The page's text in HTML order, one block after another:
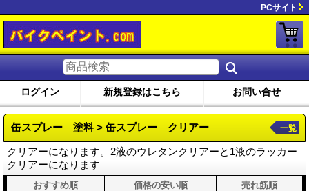
PCサイト
ログイン 新規登録はこちら お問い合せ
缶スプレー 塗料 > 缶スプレー クリアー
クリアーになります。2液のウレタンクリアーと1液のラッカー
クリアーになります
一覧
おすすめ順 価格の安い順 売れ筋順